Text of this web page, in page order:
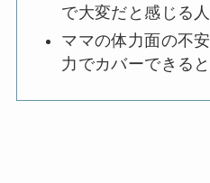
で大変だと感じる
ママの体力面の不
力でカバーできる